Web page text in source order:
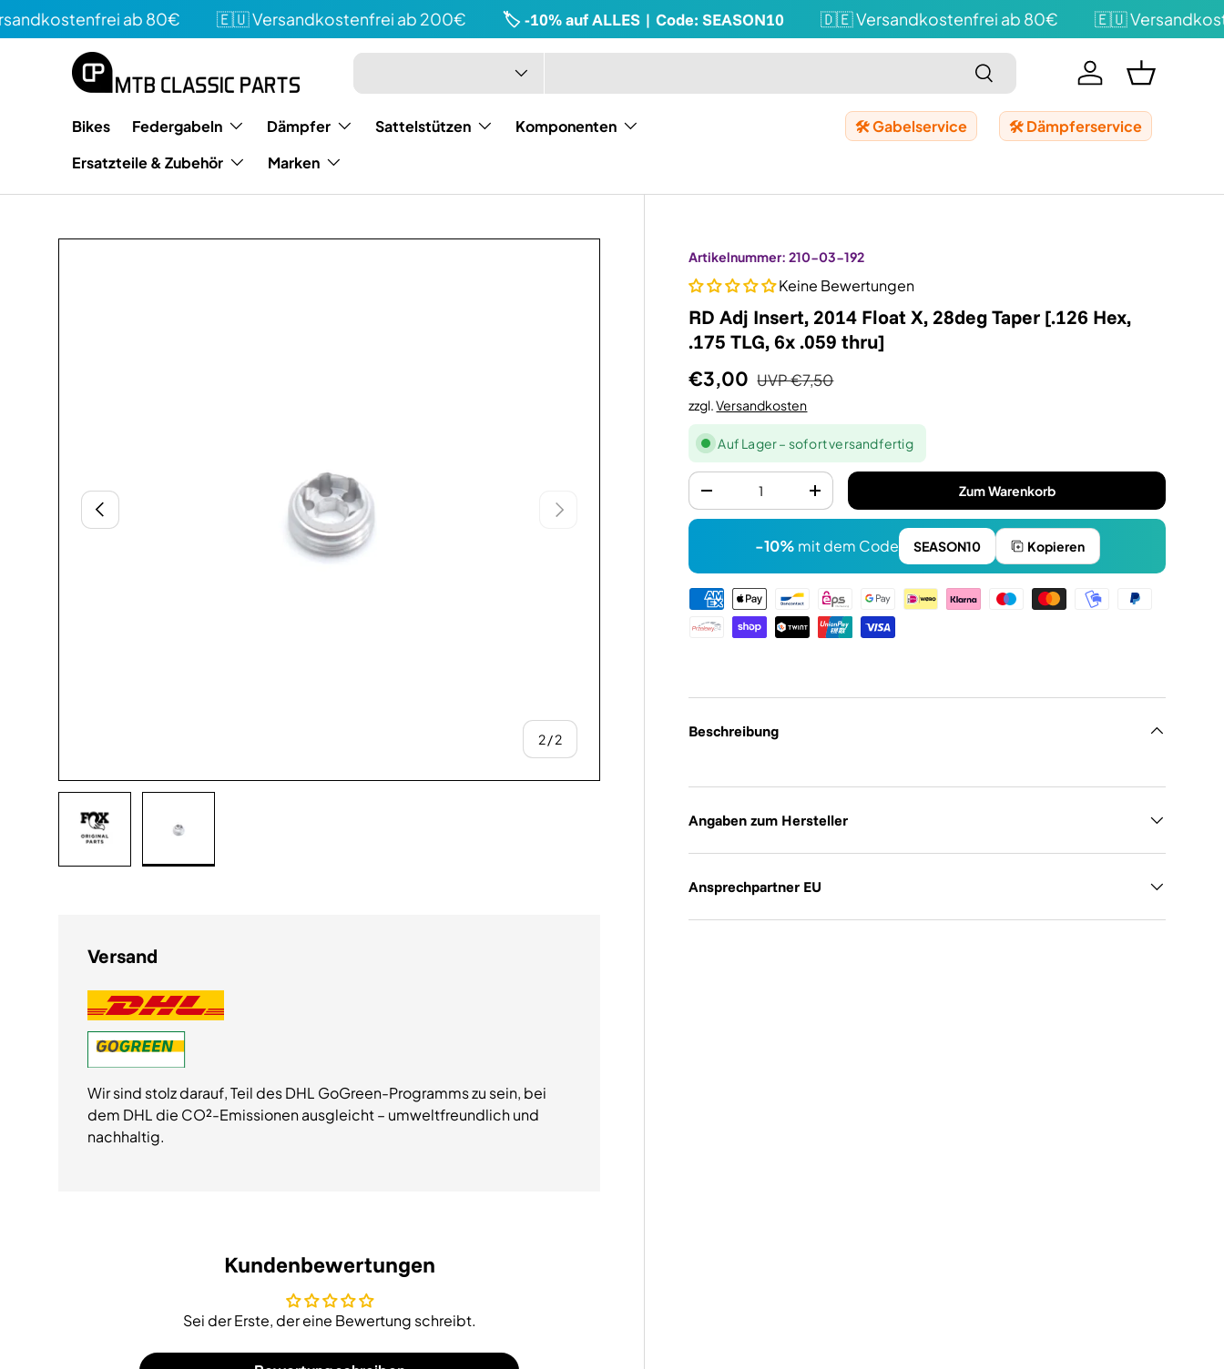
ab 80€ 🇪🇺 Versandkostenfrei ab 200€ 🏷️ -10% auf ALLES | Code: SEASON10 🇩🇪 Versandkostenfrei ab 80€ 🇪🇺
Suchen
Art
Suchen Einloggen
Bikes Federgabeln Dämpfer Sattelstützen
Komponenten
Ersatzteile & Zubehör
Marken
🛠️ Gabelservice 🛠️ Dämpferservice
Vorherige
2/von
2
Nächste
Artikelnummer: 210-03-192
Keine Bewertungen
RD Adj Insert, 2014 Float X, 28deg Taper [.126 Hex,
.175 TLG, 6x .059 thru]
€3,00 UVP€7,50
zzgl.Versandkosten
Auf Lager – sofort versandfertig
Anzahl
-
+ Zum Warenkorb
-10% mit dem Code SEASON10 Kopieren
Zahlungsmethoden
Beschreibung
Angaben zum Hersteller
Ansprechpartner EU
Versand
Wir sind stolz darauf, Teil des DHL GoGreen-Programms zu sein, bei
dem DHL die CO²-Emissionen ausgleicht – umweltfreundlich und
nachhaltig.
Kundenbewertungen
Sei der Erste, der eine Bewertung schreibt.